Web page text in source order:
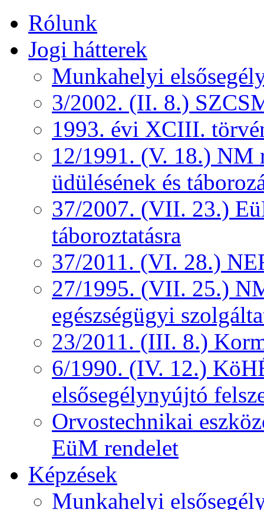
Rólunk
Jogi hátterek
Munkahelyi
3/2002. (II. 8.)
1993. évi XCIII.
12/1991. (V. 18.) NM
üdülésének és
37/2007. (VII. 23.)
táboroztatásra
37/2011. (VI. 28.)
27/1995. (VII. 25.)
egészségügyi
23/2011. (III. 8.)
6/1990. (IV. 12.)
elsősegélynyújtó
Orvostechnikai
EüM rendelet
Képzések
Munkahelyi